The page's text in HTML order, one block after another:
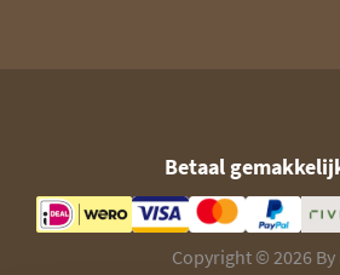
Betaal
Copyright © 2026 By